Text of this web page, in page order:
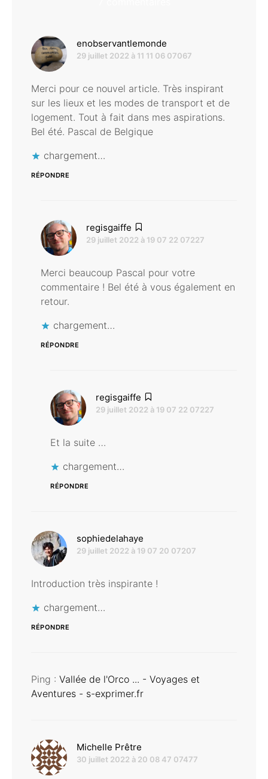
enobservantlemonde
29 juillet 2022 à 11 11 06 07067
Merci pour ce nouvel article. Très inspirant
sur les lieux et les modes de transport et de
logement. Tout à fait dans mes aspirations.
Bel été. Pascal de Belgique
chargement…
RÉPONDRE
regisgaiffe
29 juillet 2022 à 19 07 22 07227
Merci beaucoup Pascal pour votre
commentaire ! Bel été à vous également en
retour.
chargement…
RÉPONDRE
regisgaiffe
29 juillet 2022 à 19 07 22 07227
Et la suite …
chargement…
RÉPONDRE
sophiedelahaye
29 juillet 2022 à 19 07 20 07207
Introduction très inspirante !
chargement…
RÉPONDRE
Ping : Vallée de l'Orco ... - Voyages et
Aventures - s-exprimer.fr
Michelle Prêtre
30 juillet 2022 à 20 08 47 07477